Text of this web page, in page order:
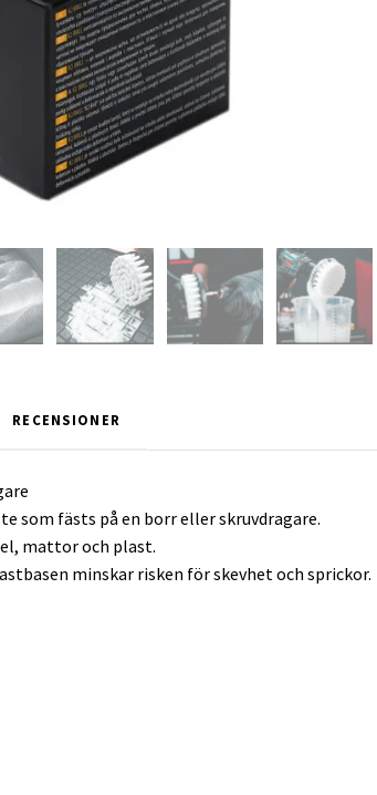
RECENSIONER
som fästs på en borr eller skruvdragare.
mattor och plast.
minskar risken för skevhet och sprickor.